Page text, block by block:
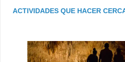
ACTIVIDADES QUE HACER